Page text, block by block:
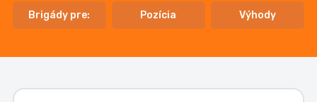
Brigády pre: Pozícia Výhody